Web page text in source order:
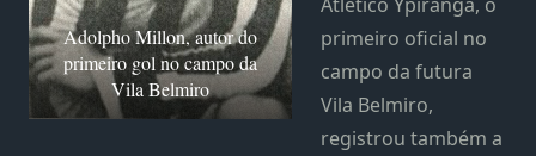
Adolpho Millon, autor do
primeiro gol no campo da
Vila Belmiro
primeiro oficial no
campo da futura
Vila Belmiro,
registrou também a